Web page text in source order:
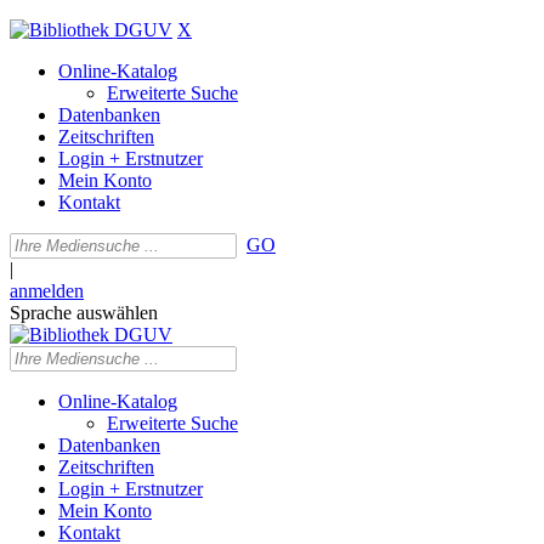
X
Online-Katalog
Erweiterte Suche
Datenbanken
Zeitschriften
Login + Erstnutzer
Mein Konto
Kontakt
GO
|
anmelden
Sprache auswählen
Online-Katalog
Erweiterte Suche
Datenbanken
Zeitschriften
Login + Erstnutzer
Mein Konto
Kontakt